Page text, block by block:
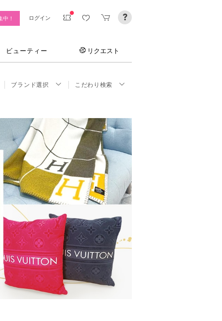
中！ ログイン
ビューティー リクエスト
ブランド選択 こだわり検索